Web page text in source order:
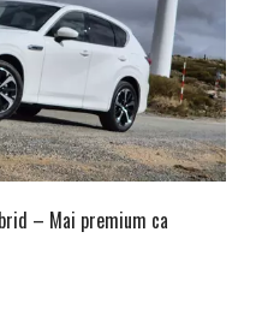
– Mai premium ca